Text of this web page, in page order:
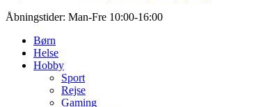
Åbningstider: Man-Fre 10:00-16:00
Børn
Helse
Hobby
Sport
Rejse
Gaming